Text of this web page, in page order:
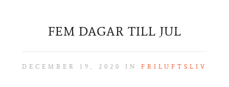
FEM DAGAR TILL JUL
DECEMBER 19, 2020 IN FRILUFTSLIV